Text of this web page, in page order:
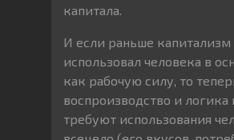
капитала.
И если раньше капитализм
использовал человека в
как рабочую силу, то
воспроизводство и логика
требуют использования